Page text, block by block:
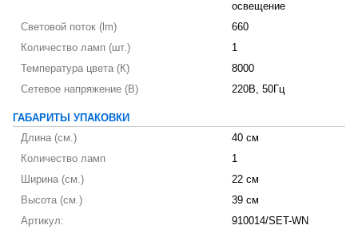
освещение
Световой поток (lm)
660
Количество ламп (шт.)
1
Температура цвета (К)
8000
Сетевое напряжение (В)
220В, 50Гц
ГАБАРИТЫ УПАКОВКИ
Длина (см.)
40 см
Количество ламп
1
Ширина (см.)
22 см
Высота (см.)
39 см
Артикул:
910014/SET-WN